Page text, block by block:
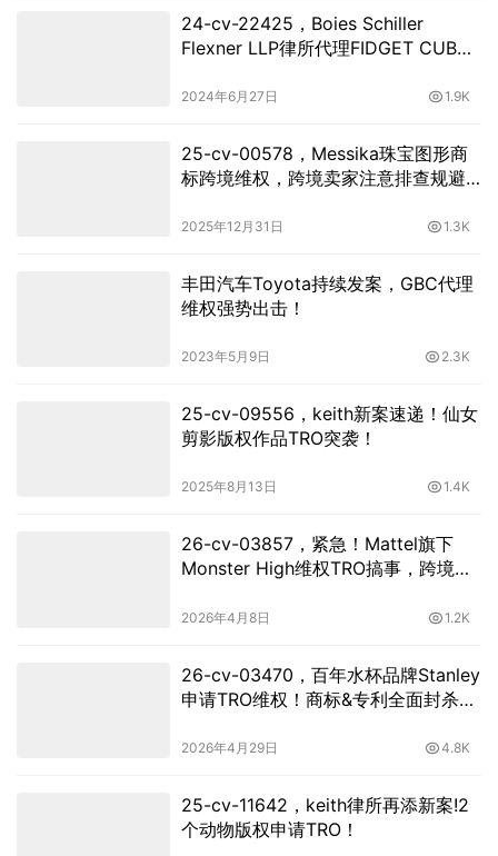
24-cv-22425，Boies Schiller
Flexner LLP律所代理FIDGET CUBE
2024年6月27日 1.9K
25-cv-00578，Messika珠宝图形商
标跨境维权，跨境卖家注意排查规避
2025年12月31日 1.3K
丰田汽车Toyota持续发案，GBC代理
维权强势出击！
2023年5月9日 2.3K
25-cv-09556，keith新案速递！仙女
剪影版权作品TRO突袭！
2025年8月13日 1.4K
26-cv-03857，紧急！Mattel旗下
Monster High维权TRO搞事，跨境卖
2026年4月8日 1.2K
26-cv-03470，百年水杯品牌Stanley
申请TRO维权！商标&专利全面封杀，
2026年4月29日 4.8K
25-cv-11642，keith律所再添新案!2
个动物版权申请TRO！